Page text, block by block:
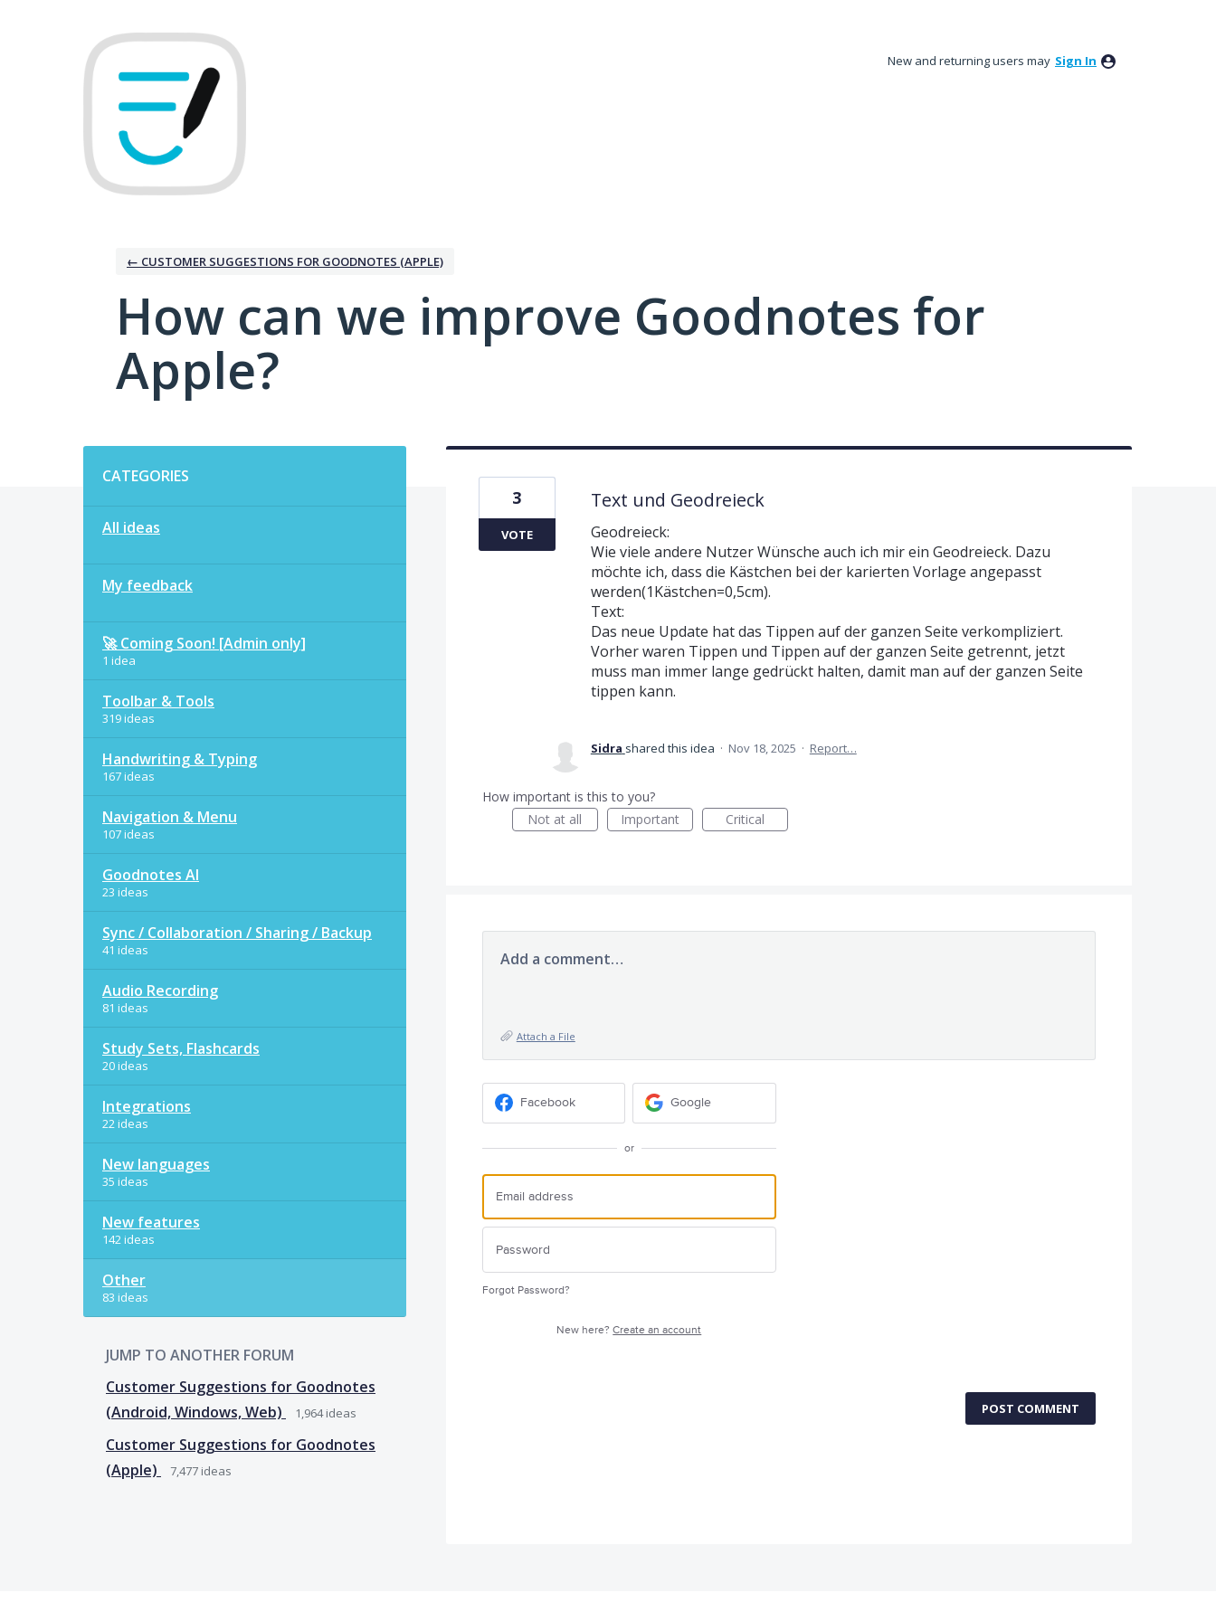
New and returning users may Sign In
← CUSTOMER SUGGESTIONS FOR GOODNOTES (APPLE)
How can we improve Goodnotes for
Apple?
CATEGORIES
All ideas
My feedback
🚀 Coming Soon! [Admin only]
1 idea
Toolbar & Tools
319 ideas
Handwriting & Typing
167 ideas
Navigation & Menu
107 ideas
Goodnotes AI
23 ideas
Sync / Collaboration / Sharing / Backup
41 ideas
Audio Recording
81 ideas
Study Sets, Flashcards
20 ideas
Integrations
22 ideas
New languages
35 ideas
New features
142 ideas
Other
83 ideas
JUMP TO ANOTHER FORUM
Customer Suggestions for Goodnotes
(Android, Windows, Web)
1,964ideas
Customer Suggestions for Goodnotes
(Apple)
7,477 ideas
Text und Geodreieck
Geodreieck:
Wie viele andere Nutzer Wünsche auch ich mir ein Geodreieck. Dazu
möchte ich, dass die Kästchen bei der karierten Vorlage angepasst
werden(1Kästchen=0,5cm).
Text:
Das neue Update hat das Tippen auf der ganzen Seite verkompliziert.
Vorher waren Tippen und Tippen auf der ganzen Seite getrennt, jetzt
muss man immer lange gedrückt halten, damit man auf der ganzen Seite
tippen kann.
3
VOTE
Sidra shared this idea · Nov 18, 2025 · Report…
How important is this to you?
Not at all
Important Critical
Add a comment…
Attach a File
Facebook Google
or
Forgot Password?
New here?Create an account
POST COMMENT